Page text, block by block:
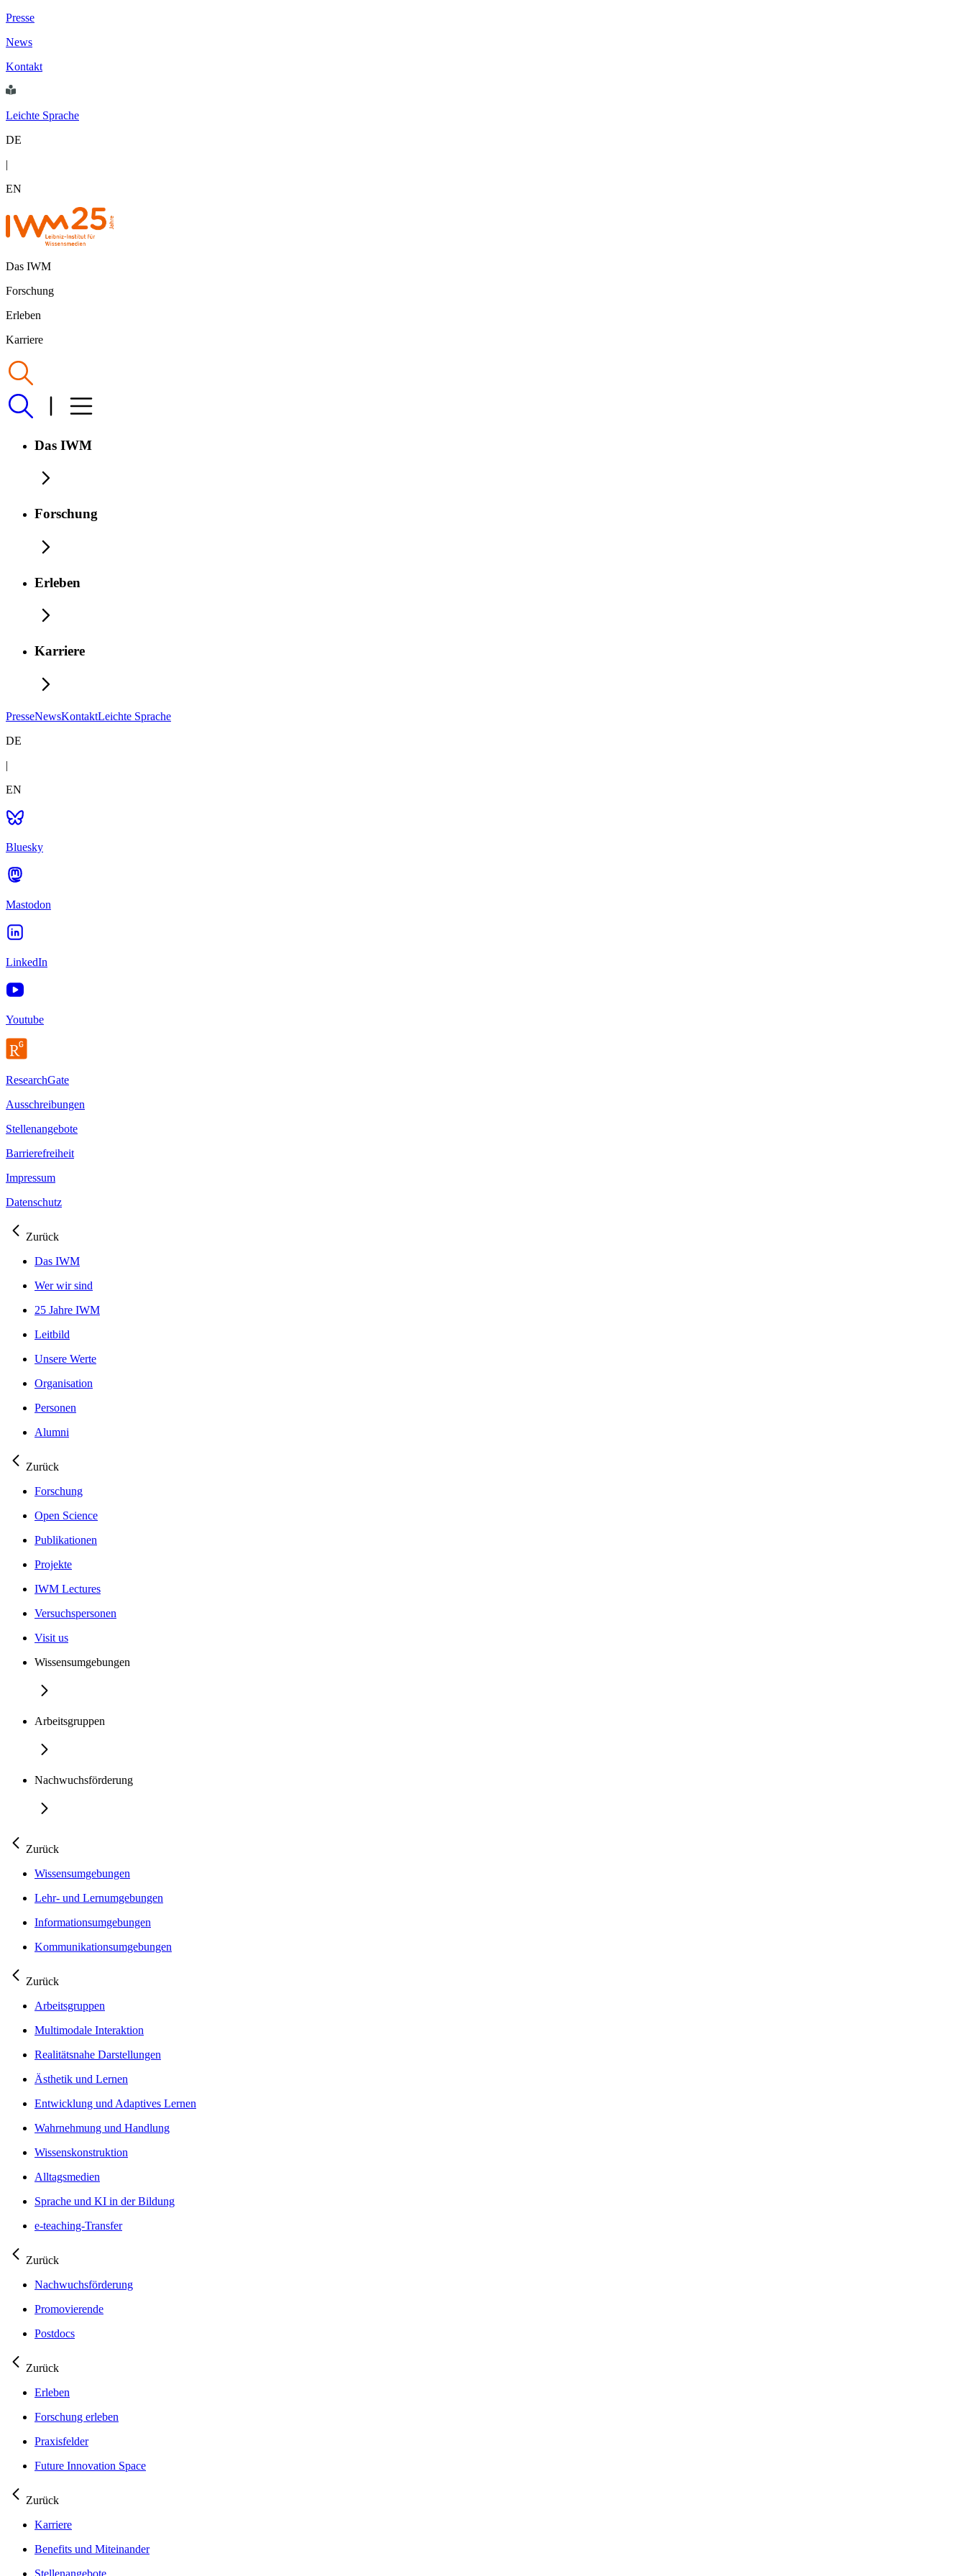
Presse
News
Kontakt
Leichte Sprache
DE
|
EN
Das IWM
Forschung
Erleben
Karriere
Das IWM
Forschung
Erleben
Karriere
PresseNewsKontaktLeichte Sprache
DE
|
EN
Bluesky
Mastodon
LinkedIn
Youtube
ResearchGate
Ausschreibungen
Stellenangebote
Barrierefreiheit
Impressum
Datenschutz
Zurück
Das IWM
Wer wir sind
25 Jahre IWM
Leitbild
Unsere Werte
Organisation
Personen
Alumni
Zurück
Forschung
Open Science
Publikationen
Projekte
IWM Lectures
Versuchspersonen
Visit us
Wissensumgebungen
Arbeitsgruppen
Nachwuchsförderung
Zurück
Wissensumgebungen
Lehr- und Lernumgebungen
Informationsumgebungen
Kommunikationsumgebungen
Zurück
Arbeitsgruppen
Multimodale Interaktion
Realitätsnahe Darstellungen
Ästhetik und Lernen
Entwicklung und Adaptives Lernen
Wahrnehmung und Handlung
Wissenskonstruktion
Alltagsmedien
Sprache und KI in der Bildung
e-teaching-Transfer
Zurück
Nachwuchsförderung
Promovierende
Postdocs
Zurück
Erleben
Forschung erleben
Praxisfelder
Future Innovation Space
Zurück
Karriere
Benefits und Miteinander
Stellenangebote